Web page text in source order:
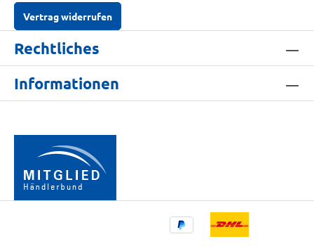
Vertrag widerrufen
Rechtliches
Informationen